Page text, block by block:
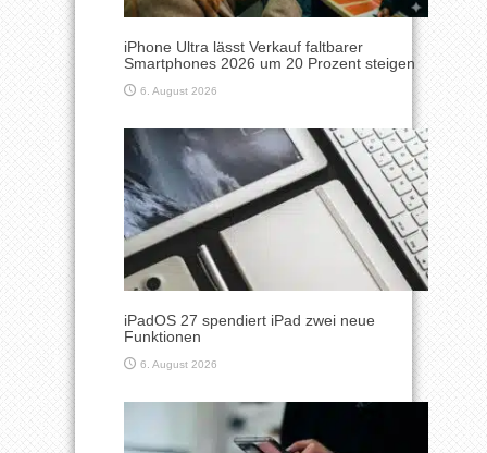
iPhone Ultra lässt Verkauf faltbarer
Smartphones 2026 um 20 Prozent steigen
6. August 2026
iPadOS 27 spendiert iPad zwei neue
Funktionen
6. August 2026